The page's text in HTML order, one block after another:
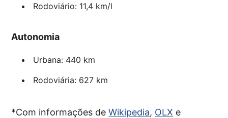
Rodoviário: 11,4 km/l
Autonomia
Urbana: 440 km
Rodoviária: 627 km
*Com informações deWikipedia, OLX e